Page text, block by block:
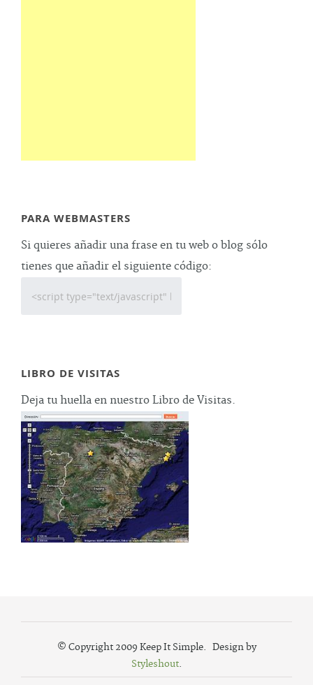
PARA WEBMASTERS
Si quieres añadir una frase en tu web o blog sólo
tienes que añadir el siguiente código:
LIBRO DE VISITAS
Deja tu huella en nuestro Libro de Visitas.
© Copyright 2009 Keep It Simple. Design by
Styleshout.